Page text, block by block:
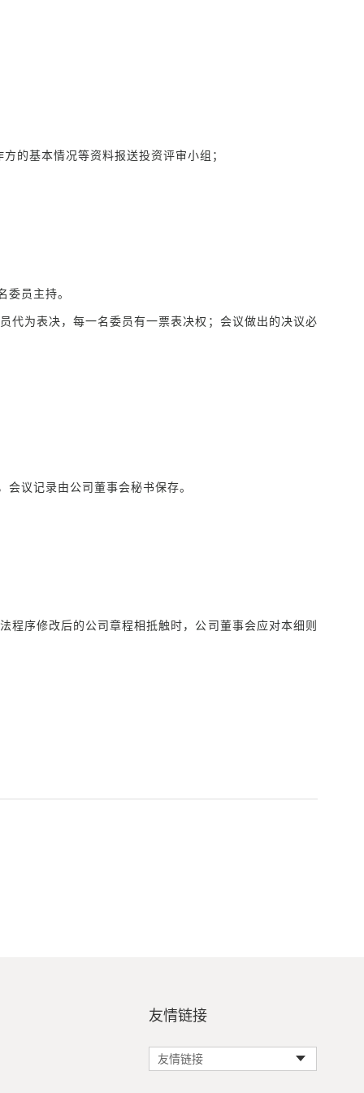
的基本情况等资料报送投资评审小组；
员主持。
为表决，每一名委员有一票表决权；会议做出的决议必
议记录由公司董事会秘书保存。
序修改后的公司章程相抵触时，公司董事会应对本细则
友情链接
友情链接